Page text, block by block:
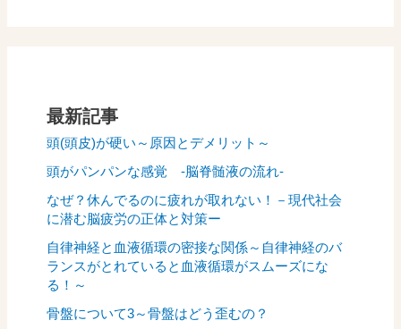
最新記事
頭(頭皮)が硬い～原因とデメリット～
頭がパンパンな感覚 -脳脊髄液の流れ-
なぜ？休んでるのに疲れが取れない！－現代社会
に潜む脳疲労の正体と対策ー
自律神経と血液循環の密接な関係～自律神経のバ
ランスがとれていると血液循環がスムーズにな
る！～
骨盤について3～骨盤はどう歪むの？